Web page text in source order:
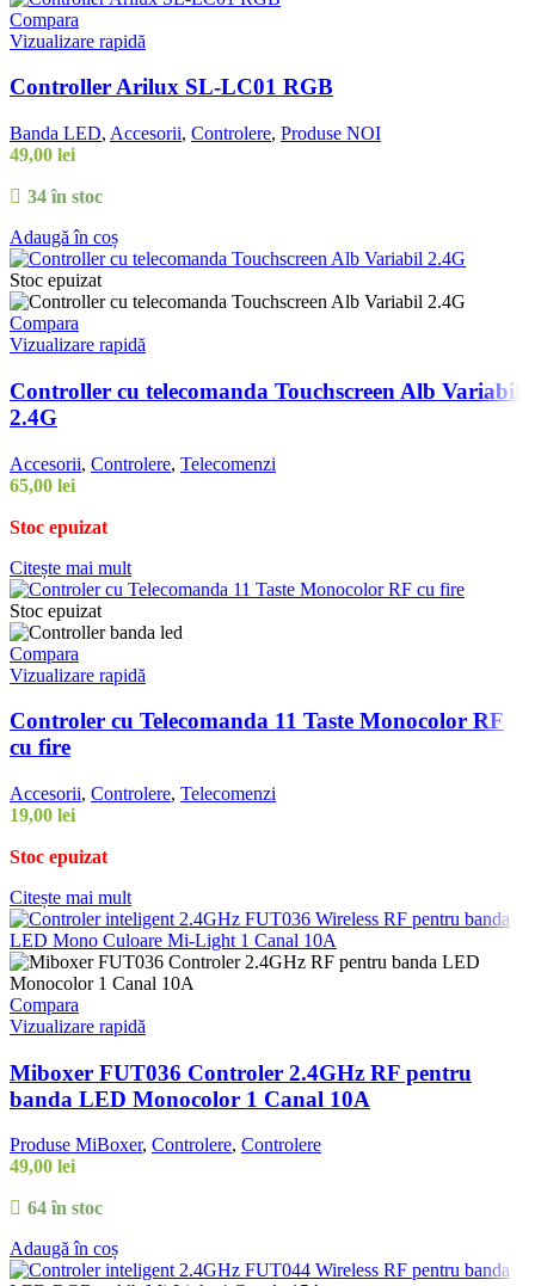
Compara
Vizualizare rapidă
Controller Arilux SL-LC01 RGB
Banda LED, Accesorii, Controlere, Produse NOI
49,00 lei
34 în stoc
Adaugă în coș
Stoc epuizat
Compara
Vizualizare rapidă
Controller cu telecomanda Touchscreen Alb Variabil
2.4G
Accesorii, Controlere, Telecomenzi
65,00 lei
Stoc epuizat
Citește mai mult
Stoc epuizat
Compara
Vizualizare rapidă
Controler cu Telecomanda 11 Taste Monocolor RF
cu fire
Accesorii, Controlere, Telecomenzi
19,00 lei
Stoc epuizat
Citește mai mult
Compara
Vizualizare rapidă
Miboxer FUT036 Controler 2.4GHz RF pentru
banda LED Monocolor 1 Canal 10A
Produse MiBoxer, Controlere, Controlere
49,00 lei
64 în stoc
Adaugă în coș